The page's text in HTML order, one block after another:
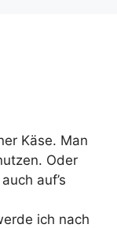
Käse. Man
Oder
auf’s
ich nach